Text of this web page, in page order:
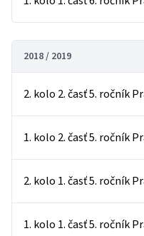
2018 / 2019
2. kolo 2. časť 5. ročník
1. kolo 2. časť 5. ročník
2. kolo 1. časť 5. ročník
1. kolo 1. časť 5. ročník